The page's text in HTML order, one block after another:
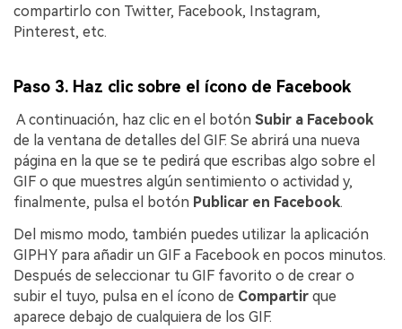
compartirlo con Twitter, Facebook, Instagram,
Pinterest, etc.
Paso 3. Haz clic sobre el ícono de Facebook
󠀰 A continuación, haz clic en el botón Subir a Facebook
de la ventana de detalles del GIF. Se abrirá una nueva
página en la que se te pedirá que escribas algo sobre el
GIF o que muestres algún sentimiento o actividad y,
finalmente, pulsa el botón Publicar en Facebook.
Del mismo modo, también puedes utilizar la aplicación
GIPHY para añadir un GIF a Facebook en pocos minutos.
Después de seleccionar tu GIF favorito o de crear o
subir el tuyo, pulsa en el ícono de Compartir que
aparece debajo de cualquiera de los GIF.